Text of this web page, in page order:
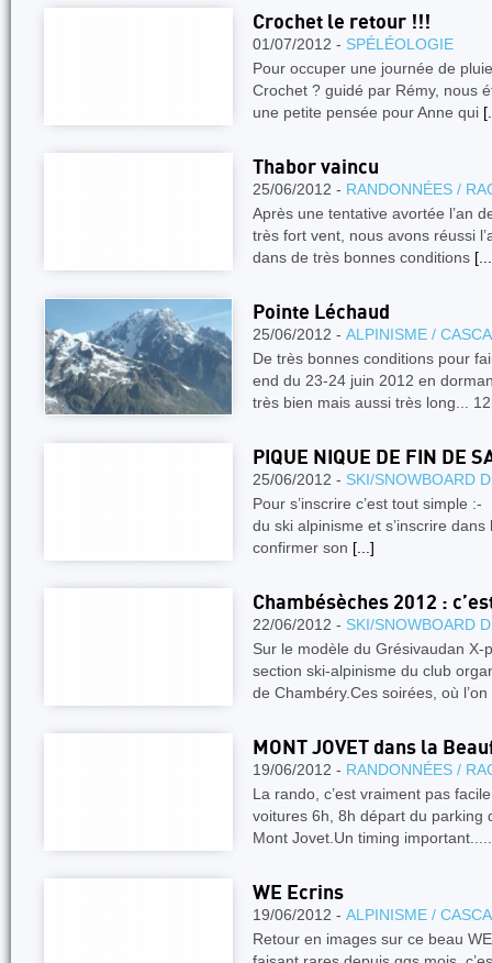
Crochet le retour !!!
01/07/2012 - SPÉLÉOLOGIE
Pour occuper une journée de
Crochet ? guidé par Rémy, nous
une petite pensée pour Anne qui
Thabor vaincu
25/06/2012 - RANDONNÉES /
Après une tentative avortée l’an
très fort vent, nous avons réussi
dans de très bonnes conditions
Pointe Léchaud
25/06/2012 - ALPINISME /
De très bonnes conditions pour
end du 23-24 juin 2012 en
très bien mais aussi très long...
PIQUE NIQUE DE FIN DE
25/06/2012 - SKI/SNOWBOARD
Pour s’inscrire c’est tout simple
du ski alpinisme et s’inscrire
confirmer son [...]
Chambésèches 2012 :
22/06/2012 - SKI/SNOWBOARD
Sur le modèle du Grésivaudan X-
section ski-alpinisme du club
de Chambéry.Ces soirées, où l’on
MONT JOVET dans la
19/06/2012 - RANDONNÉES /
La rando, c’est vraiment pas
voitures 6h, 8h départ du parking
Mont Jovet.Un timing
WE Ecrins
19/06/2012 - ALPINISME /
Retour en images sur ce beau